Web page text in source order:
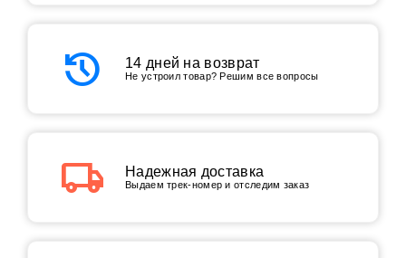
history 14 дней на возврат
Не устроил товар? Решим все вопросы
local_shipping Надежная доставка
Выдаем трек-номер и отследим заказ